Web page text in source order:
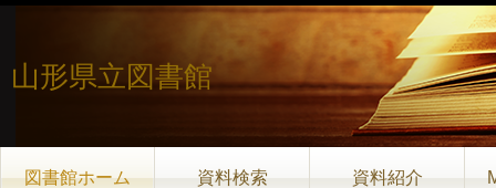
山形県立図書館
図書館ホーム 資料検索 資料紹介